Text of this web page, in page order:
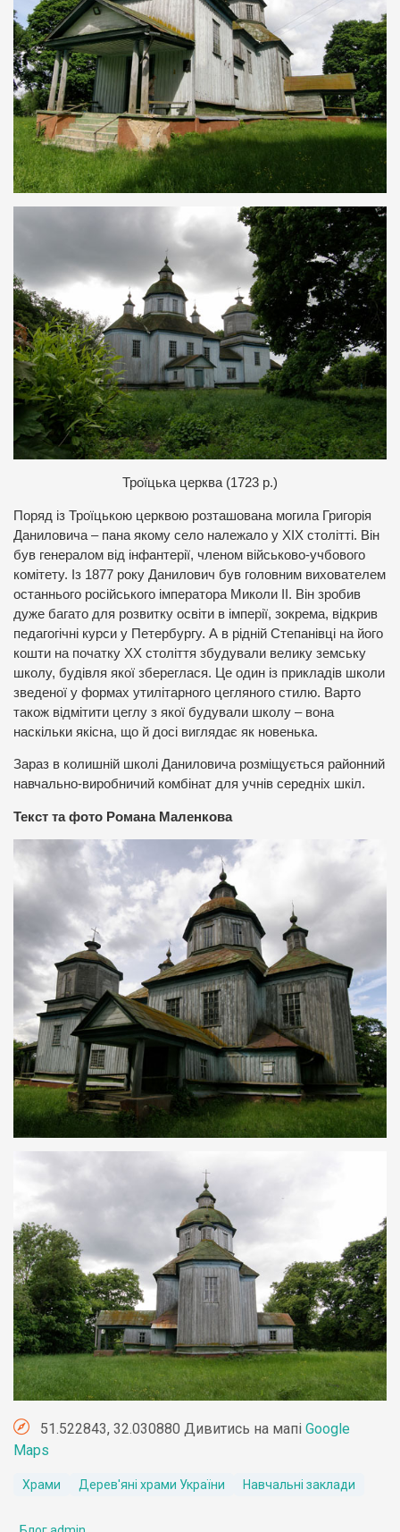
Троїцька церква (1723 р.)
Поряд із Троїцькою церквою розташована могила Григорія
Даниловича – пана якому село належало у ХІХ столітті. Він
був генералом від інфантерії, членом військово-учбового
комітету. Із 1877 року Данилович був головним вихователем
останнього російського імператора Миколи ІІ. Він зробив
дуже багато для розвитку освіти в імперії, зокрема, відкрив
педагогічні курси у Петербургу. А в рідній Степанівці на його
кошти на початку ХХ століття збудували велику земську
школу, будівля якої збереглася. Це один із прикладів школи
зведеної у формах утилітарного цегляного стилю. Варто
також відмітити цеглу з якої будували школу – вона
наскільки якісна, що й досі виглядає як новенька.
Зараз в колишній школі Даниловича розміщується районний
навчально-виробничий комбінат для учнів середніх шкіл.
Текст та фото Романа Маленкова
51.522843, 32.030880 Дивитись на мапі Google
Maps
Храми Дерев'яні храми України Навчальні заклади